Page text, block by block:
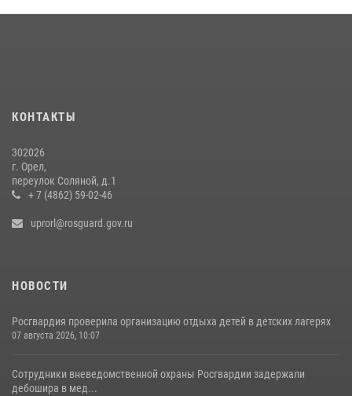
15 июля 2026, 14:49
КОНТАКТЫ
302026
г. Орел,
переулок Соляной, д.1
+ 7 (4862) 59-02-46
uprorl@rosguard.gov.ru
НОВОСТИ
Росгвардия проверила организацию отдыха детей в детских лагерях
07 августа 2026, 10:07
Сотрудники вневедомственной охраны Росгвардии задержали
дебошира в мед...